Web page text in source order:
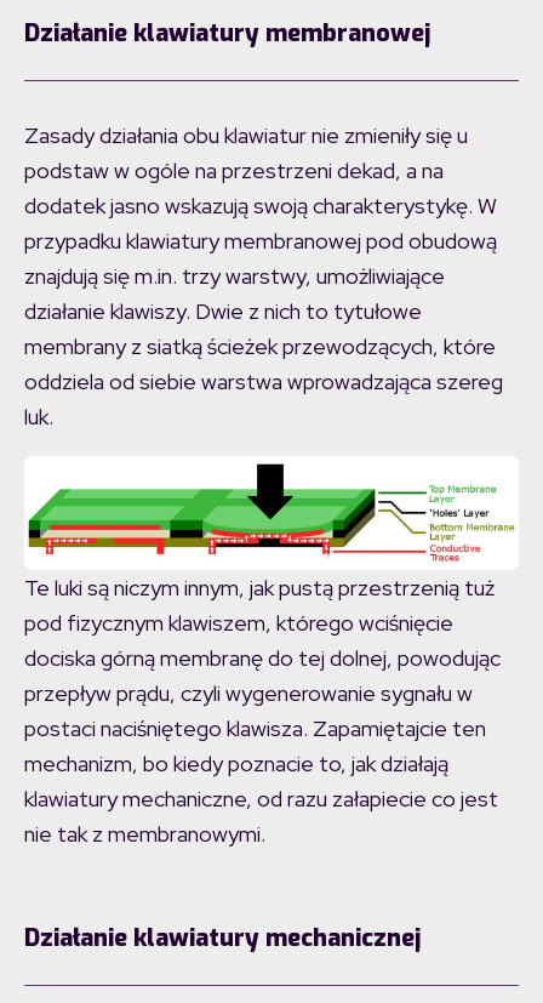
Działanie klawiatury membranowej
Zasady działania obu klawiatur nie zmieniły się u
podstaw w ogóle na przestrzeni dekad, a na
dodatek jasno wskazują swoją charakterystykę. W
przypadku klawiatury membranowej pod obudową
znajdują się m.in. trzy warstwy, umożliwiające
działanie klawiszy. Dwie z nich to tytułowe
membrany z siatką ścieżek przewodzących, które
oddziela od siebie warstwa wprowadzająca szereg
luk.
Te luki są niczym innym, jak pustą przestrzenią tuż
pod fizycznym klawiszem, którego wciśnięcie
dociska górną membranę do tej dolnej, powodując
przepływ prądu, czyli wygenerowanie sygnału w
postaci naciśniętego klawisza. Zapamiętajcie ten
mechanizm, bo kiedy poznacie to, jak działają
klawiatury mechaniczne, od razu załapiecie co jest
nie tak z membranowymi.
Działanie klawiatury mechanicznej